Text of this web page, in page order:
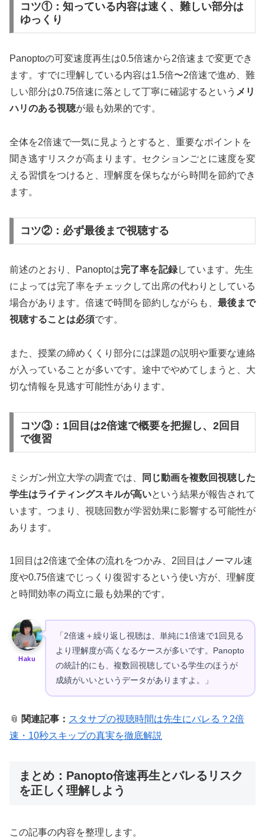
コツ①：知っている内容は速く、難しい部分は
ゆっくり
Panoptoの可変速度再生は0.5倍速から2倍速まで変更でき
ます。すでに理解している内容は1.5倍〜2倍速で進め、難
しい部分は0.75倍速に落として丁寧に確認するという メリ
ハリのある視聴が最も効果的です。
全体を2倍速で一気に見ようとすると、重要なポイントを
聞き逃すリスクが高まります。セクションごとに速度を変
える習慣をつけると、理解度を保ちながら時間を節約でき
ます。
コツ②：必ず最後まで視聴する
前述のとおり、Panoptoは完了率を記録しています。先生
によっては完了率をチェックして出席の代わりとしている
場合があります。倍速で時間を節約しながらも、 最後まで
視聴することは必須です。
また、授業の締めくくり部分には課題の説明や重要な連絡
が入っていることが多いです。途中でやめてしまうと、大
切な情報を見逃す可能性があります。
コツ③：1回目は2倍速で概要を把握し、2回目
で復習
ミシガン州立大学の調査では、
同じ動画を複数回視聴した
学生はライティングスキルが高いという結果が報告されて
います。つまり、視聴回数が学習効果に影響する可能性が
あります。
1回目は2倍速で全体の流れをつかみ、2回目はノーマル速
度や0.75倍速でじっくり復習するという使い方が、理解度
と時間効率の両立に最も効果的です。
Haku
「2倍速＋繰り返し視聴は、単純に1倍速で1回見る
より理解度が高くなるケースが多いです。Panopto
の統計的にも、複数回視聴している学生のほうが
成績がいいというデータがありますよ。」
📎 関連記事： スタサプの視聴時間は先生にバレる？2倍
速・10秒スキップの真実を徹底解説
まとめ：Panopto倍速再生とバレるリスク
を正しく理解しよう
この記事の内容を整理します。